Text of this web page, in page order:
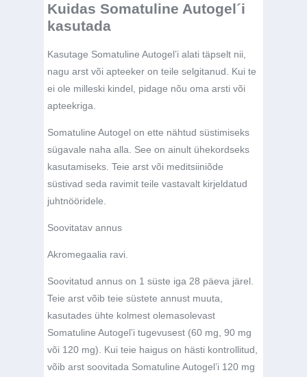
Kuidas Somatuline Autogel´i
kasutada
Kasutage Somatuline Autogel’i alati täpselt nii,
nagu arst või apteeker on teile selgitanud. Kui te
ei ole milleski kindel, pidage nõu oma arsti või
apteekriga.
Somatuline Autogel on ette nähtud süstimiseks
sügavale naha alla. See on ainult ühekordseks
kasutamiseks. Teie arst või meditsiiniõde
süstivad seda ravimit teile vastavalt kirjeldatud
juhtnööridele.
Soovitatav annus
Akromegaalia ravi.
Soovitatud annus on 1 süste iga 28 päeva järel.
Teie arst võib teie süstete annust muuta,
kasutades ühte kolmest olemasolevast
Somatuline Autogel’i tugevusest (60 mg, 90 mg
või 120 mg). Kui teie haigus on hästi kontrollitud,
võib arst soovitada Somatuline Autogel’i 120 mg